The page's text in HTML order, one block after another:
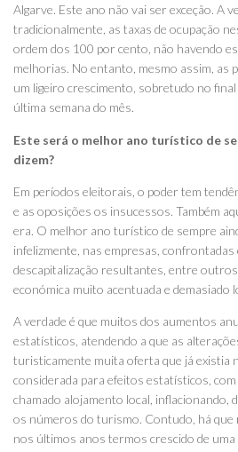
Algarve. Este ano não vai ser exceção. A
tradicionalmente, as taxas de ocupação
ordem dos 100 por cento, não havendo
melhorias. No entanto, mesmo assim, as
um ligeiro crescimento, sobretudo no
última semana do mês.
Este será o melhor ano turístico de
dizem?
Em períodos eleitorais, o poder tem
e as oposições os insucessos. Também
era. O melhor ano turístico de sempre
infelizmente, nas empresas, confrontadas
descapitalização resultantes, entre
económica muito acentuada e demasiado
A verdade é que muitos dos aumentos
estatísticos, atendendo a que as
turisticamente muita oferta que já existia
considerada para efeitos estatísticos,
chamado alojamento local, inflacionando,
os números do turismo. Contudo, há que
nos últimos anos termos crescido de